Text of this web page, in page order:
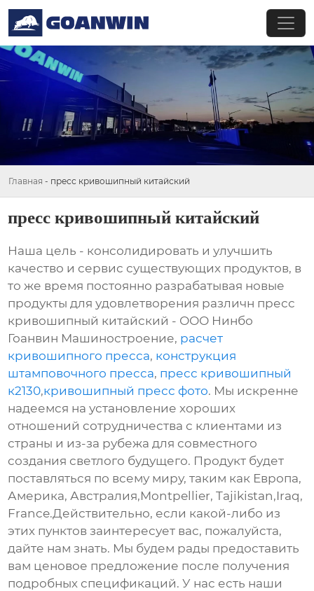
Главная - пресс кривошипный китайский
пресс кривошипный китайский
Наша цель - консолидировать и улучшить
качество и сервис существующих продуктов, в
то же время постоянно разрабатывая новые
продукты для удовлетворения различн пресс
кривошипный китайский - ООО Нинбо
Гоанвин Машиностроение, расчет
кривошипного пресса, конструкция
штамповочного пресса, пресс кривошипный
к2130,кривошипный пресс фото. Мы искренне
надеемся на установление хороших
отношений сотрудничества с клиентами из
страны и из-за рубежа для совместного
создания светлого будущего. Продукт будет
поставляться по всему миру, таким как Европа,
Америка, Австралия,Montpellier, Tajikistan,Iraq,
France.Действительно, если какой-либо из
этих пунктов заинтересует вас, пожалуйста,
дайте нам знать. Мы будем рады предоставить
вам ценовое предложение после получения
подробных спецификаций. У нас есть наши